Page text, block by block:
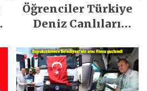
Öğrenciler Türkiye
Deniz Canlıları